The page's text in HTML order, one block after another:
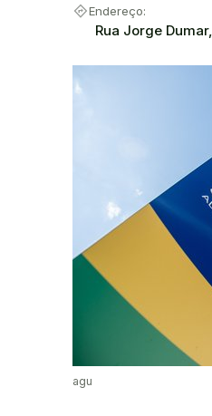
directionsEndereço:
Rua Jorge
agu